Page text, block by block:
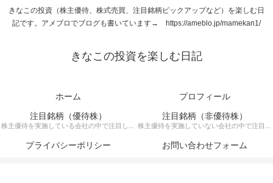
きなこの投資（株主優待、株式売買、注目銘柄ピックアップなど）を楽しむ日
記です。アメブロでブログも書いています→ https://ameblo.jp/mamekan1/
きなこの投資を楽しむ日記
ホーム
プロフィール
注目銘柄（優待株）
株主優待を実施している会社の中で注目して
注目銘柄（非優待株）
株主優待を実施していない会社の中で注目銘
プライバシーポリシー お問い合わせフォーム